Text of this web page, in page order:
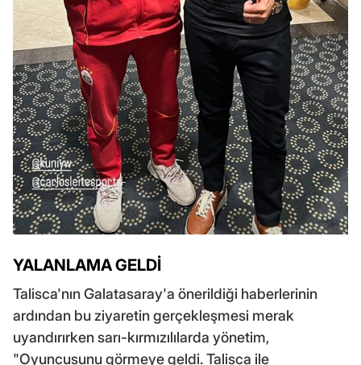
YALANLAMA GELDİ
Talisca'nın Galatasaray'a önerildiği haberlerinin
ardından bu ziyaretin gerçekleşmesi merak
uyandırırken sarı-kırmızılılarda yönetim,
"Oyuncusunu görmeye geldi. Talisca ile